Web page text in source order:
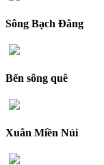
Sông Bạch Đằng
Bến sông quê
Xuân Miền Núi